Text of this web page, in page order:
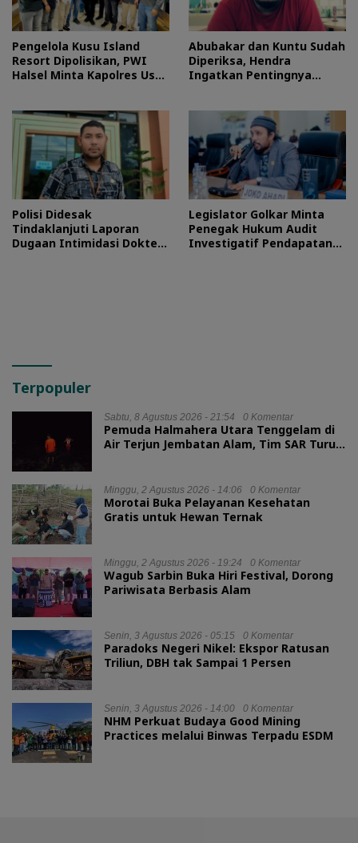
Pengelola Kusu Island
Resort Dipolisikan, PWI
Halsel Minta Kapolres Usut
Abubakar dan Kuntu Sudah
Diperiksa, Hendra
Ingatkan Pentingnya
Polisi Didesak
Tindaklanjuti Laporan
Dugaan Intimidasi Dokter
Legislator Golkar Minta
Penegak Hukum Audit
Investigatif Pendapatan
Terpopuler
Sabtu, 8 Agustus 2026 - 21:54 0 Komentar
Pemuda Halmahera Utara Tenggelam di
Air Terjun Jembatan Alam, Tim SAR Turun
Minggu, 2 Agustus 2026 - 14:06 0 Komentar
Morotai Buka Pelayanan Kesehatan
Gratis untuk Hewan Ternak
Minggu, 2 Agustus 2026 - 19:24 0 Komentar
Wagub Sarbin Buka Hiri Festival, Dorong
Pariwisata Berbasis Alam
Senin, 3 Agustus 2026 - 05:15 0 Komentar
Paradoks Negeri Nikel: Ekspor Ratusan
Triliun, DBH tak Sampai 1 Persen
Senin, 3 Agustus 2026 - 14:00 0 Komentar
NHM Perkuat Budaya Good Mining
Practices melalui Binwas Terpadu ESDM